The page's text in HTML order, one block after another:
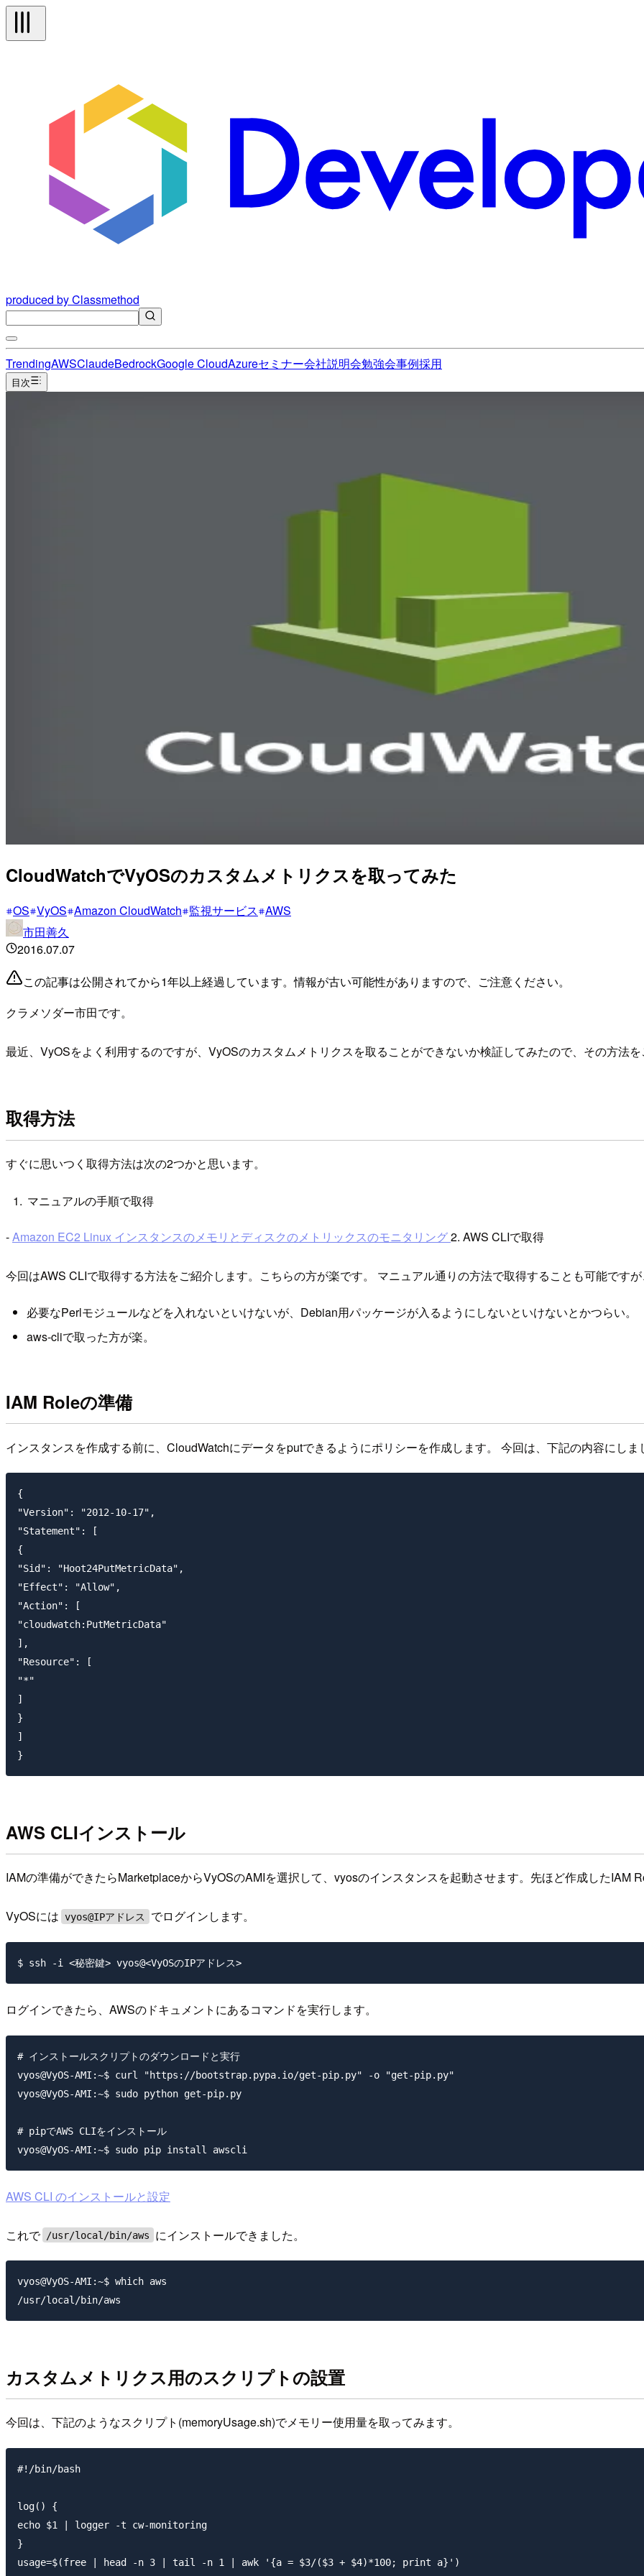
produced by Classmethod
TrendingAWSClaudeBedrockGoogle CloudAzureセミナー会社説明会勉強会事例採用
目次
CloudWatchでVyOSのカスタムメトリクスを取ってみた
OS VyOS Amazon CloudWatch 監視サービス AWS
市田善久
2016.07.07
この記事は公開されてから1年以上経過しています。情報が古い可能性がありますので、ご注意ください。
クラメソダー市田です。
最近、VyOSをよく利用するのですが、VyOSのカスタムメトリクスを取ることができないか検証してみたので、その方法
取得方法
すぐに思いつく取得方法は次の2つかと思います。
マニュアルの手順で取得
-Amazon EC2 Linux インスタンスのメモリとディスクのメトリックスのモニタリング2. AWS CLIで取得
今回はAWS CLIで取得する方法をご紹介します。こちらの方が楽です。 マニュアル通りの方法で取得することも可能です
必要なPerlモジュールなどを入れないといけないが、Debian用パッケージが入るようにしないといけないとかつらい。
aws-cliで取った方が楽。
IAM Roleの準備
インスタンスを作成する前に、CloudWatchにデータをputできるようにポリシーを作成します。 今回は、下記の内容にしま
{
"Version": "2012-10-17",
"Statement": [
{
"Sid": "Hoot24PutMetricData",
"Effect": "Allow",
"Action": [
"cloudwatch:PutMetricData"
],
"Resource": [
"*"
]
}
]
AWS CLIインストール
IAMの準備ができたらMarketplaceからVyOSのAMIを選択して、vyosのインスタンスを起動させます。先ほど作成したIAM
VyOSには vyos@IPアドレス でログインします。
ログインできたら、AWSのドキュメントにあるコマンドを実行します。
# インストールスクリプトのダウンロードと実行
vyos@VyOS-AMI:~$ curl "https://bootstrap.pypa.io/get-pip.py" -o "get-pip.py"
vyos@VyOS-AMI:~$ sudo python get-pip.py
# pipでAWS CLIをインストール
AWS CLI のインストールと設定
これで /usr/local/bin/aws にインストールできました。
vyos@VyOS-AMI:~$ which aws
カスタムメトリクス用のスクリプトの設置
今回は、下記のようなスクリプト(memoryUsage.sh)でメモリー使用量を取ってみます。
#!/bin/bash
log() {
echo $1 | logger -t cw-monitoring
}
usage=$(free | head -n 3 | tail -n 1 | awk '{a = $3/($3 + $4)*100; print a}')